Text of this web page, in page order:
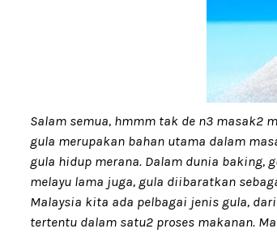
Salam semua, hmmm tak de n3 masak2
gula merupakan bahan utama dalam
gula hidup merana. Dalam dunia baking,
melayu lama juga, gula diibaratkan
Malaysia kita ada pelbagai jenis gula,
tertentu dalam satu2 proses makanan.